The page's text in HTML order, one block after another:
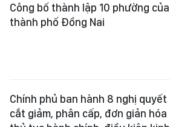
Công bố thành lập 10 phường của
thành phố Đồng Nai
Chính phủ ban hành 8 nghị quyết
cắt giảm, phân cấp, đơn giản hóa